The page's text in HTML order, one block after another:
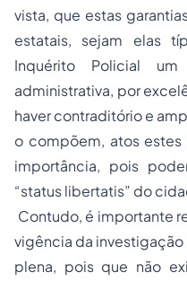
vista, que estas
estatais, sejam elas
Inquérito Policial
administrativa, por
haver contraditório e
o compõem, atos
importância, pois
“status libertatis” do
Contudo, é importante
vigência da investigação
plena, pois que não